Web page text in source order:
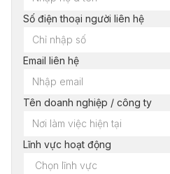
Số điện thoại người liên hệ
Email liên hệ
Tên doanh nghiệp / công ty
Lĩnh vực hoạt động